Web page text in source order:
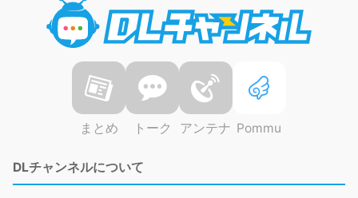
まとめ トーク アンテナ Pommu
DLチャンネルについて